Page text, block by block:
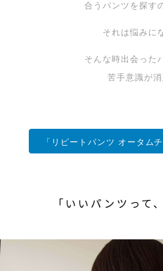
合うパンツを探す
それは悩みに
そんな時出会った
苦手意識が
「リピートパンツ オータム
「いいパンツって